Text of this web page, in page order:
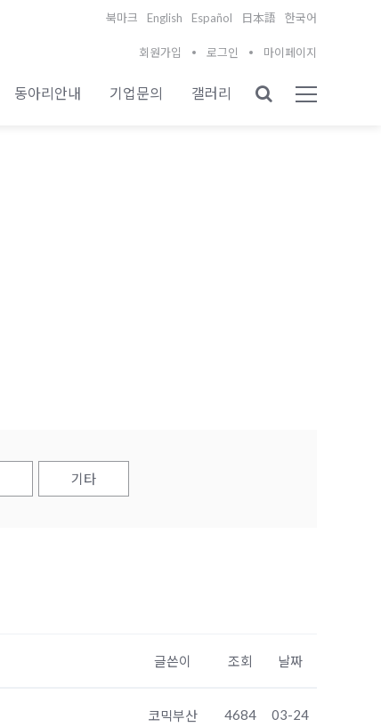
북마크 English Español 日本語 한국어
회원가입 로그인 마이페이지
동아리안내 기업문의 갤러리
기타
글쓴이 조회 날짜
코믹부산 4684 03-24